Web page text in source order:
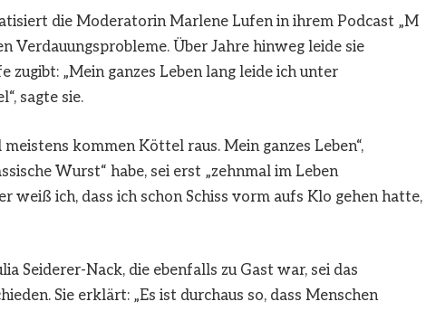
die Moderatorin Marlene Lufen in ihrem Podcast „M
Verdauungsprobleme. Über Jahre hinweg leide sie
zugibt: „Mein ganzes Leben lang leide ich unter
sagte sie.
kommen Köttel raus. Mein ganzes Leben“,
Wurst“ habe, sei erst „zehnmal im Leben
weiß ich, dass ich schon Schiss vorm aufs Klo gehen hatte,
Seiderer-Nack, die ebenfalls zu Gast war, sei das
Sie erklärt: „Es ist durchaus so, dass Menschen